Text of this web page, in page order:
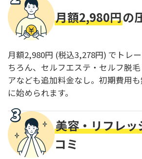
月額2,980円の
月額2,980円 (税込3,278円) でトレ
ちろん、セルフエステ・セルフ脱
アなども追加料金なし。初期費用
に始められます。
美容・リフレッ
コミ